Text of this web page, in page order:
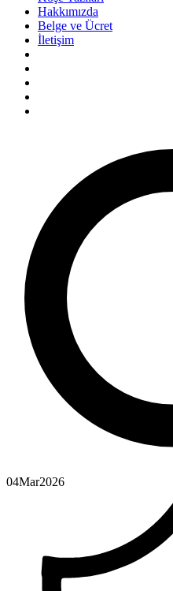
Hakkımızda
Belge ve Ücret
İletişim
04Mar2026